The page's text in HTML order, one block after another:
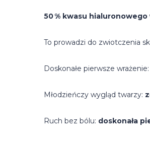
50 % kwasu
To prowadzi do zwiotczenia
Doskonałe pierwsze wrażenie:
Młodzieńczy wygląd twarzy:
Ruch bez bólu: doskonała